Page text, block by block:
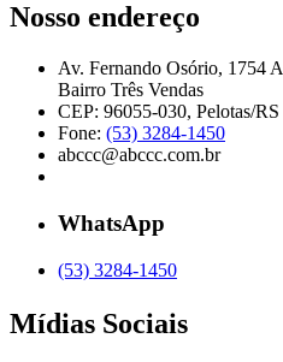
Nosso endereço
Av. Fernando Osório, 1754 A
Bairro Três Vendas
CEP: 96055-030, Pelotas/RS
Fone: (53) 3284-1450
abccc@abccc.com.br
WhatsApp
(53) 3284-1450
Mídias Sociais